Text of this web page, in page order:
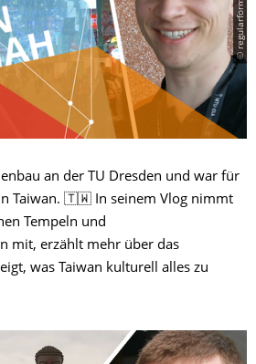
an der TU Dresden und war für
Taiwan. 🇹🇼 In seinem Vlog nimmt
Tempeln und
mit, erzählt mehr über das
was Taiwan kulturell alles zu